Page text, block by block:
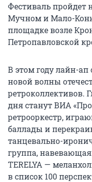
Фестиваль пройдет
Мучном и Мало-
площадке возле
Петропавловской
В этом году лайн-
новой волны
ретроколлективов.
дня станут ВИА
ретрооркестр,
баллады и
танцевально-
группа,
TERELYA —
в список 100